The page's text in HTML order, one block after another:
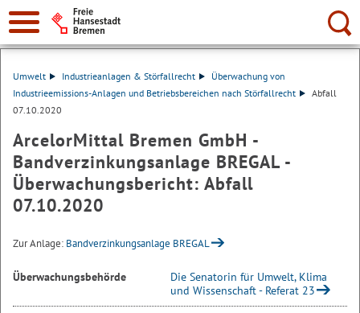
Suche:
Umwelt Industrieanlagen & Störfallrecht
Überwachung von
Industrieemissions-Anlagen und Betriebsbereichen nach Störfallrecht
Abfall
07.10.2020
ArcelorMittal Bremen GmbH -
Bandverzinkungsanlage BREGAL -
Überwachungsbericht: Abfall
07.10.2020
Zur Anlage: Bandverzinkungsanlage BREGAL
Überwachungsbehörde
Die Senatorin für Umwelt, Klima
und Wissenschaft - Referat 23